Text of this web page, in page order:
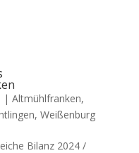
| Altmühlfranken,
, Weißenburg
Bilanz 2024 /